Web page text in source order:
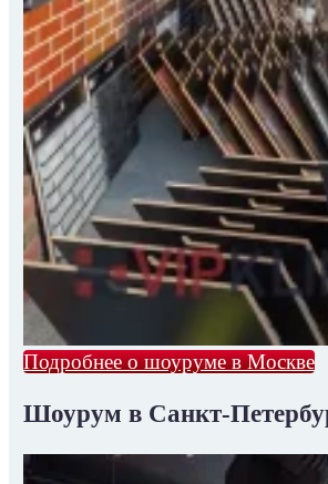
Подробнее о шоуруме в Москве
Шоурум в Санкт-